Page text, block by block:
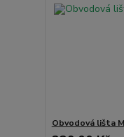
Obvodová lišta